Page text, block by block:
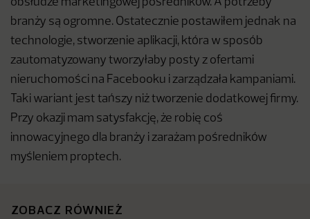
obsłudze marketingowej pośredników. A potrzeby
branży są ogromne. Ostatecznie postawiłem jednak na
technologie, stworzenie aplikacji, która w sposób
zautomatyzowany tworzyłaby posty z ofertami
nieruchomości na Facebooku i zarządzała kampaniami.
Taki wariant jest tańszy niż tworzenie dodatkowej firmy.
Przy okazji mam satysfakcję, że robię coś
innowacyjnego dla branży i zarażam pośredników
myśleniem proptech.
ZOBACZ RÓWNIEŻ